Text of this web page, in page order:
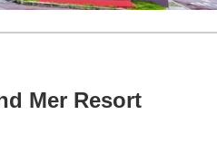
Mer Resort